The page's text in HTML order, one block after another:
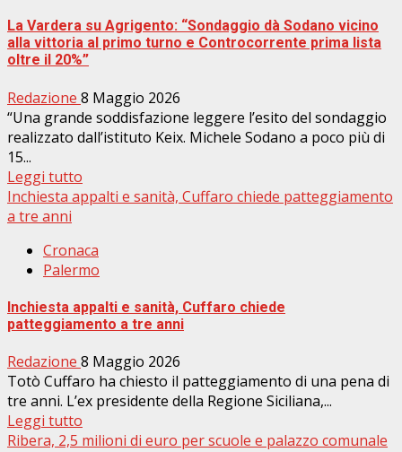
La Vardera su Agrigento: “Sondaggio dà Sodano vicino
alla vittoria al primo turno e Controcorrente prima lista
oltre il 20%”
Redazione 8 Maggio 2026
“Una grande soddisfazione leggere l’esito del sondaggio
realizzato dall’istituto Keix. Michele Sodano a poco più di
15...
Leggi tutto
Inchiesta appalti e sanità, Cuffaro chiede patteggiamento
a tre anni
Cronaca
Palermo
Inchiesta appalti e sanità, Cuffaro chiede
patteggiamento a tre anni
Redazione 8 Maggio 2026
Totò Cuffaro ha chiesto il patteggiamento di una pena di
tre anni. L’ex presidente della Regione Siciliana,...
Leggi tutto
Ribera, 2,5 milioni di euro per scuole e palazzo comunale